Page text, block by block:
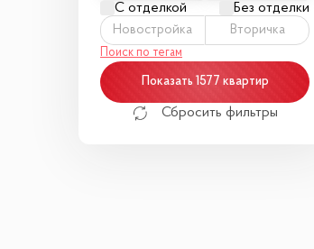
С отделкой Без отделки
Новостройка Вторичка
Поиск по тегам
Показать 1577 квартир
Сбросить фильтры